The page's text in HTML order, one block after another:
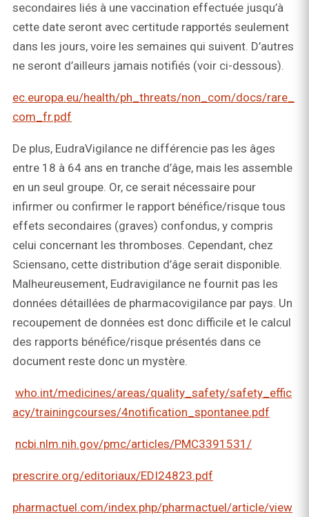
secondaires liés à une vaccination effectuée jusqu’à
cette date seront avec certitude rapportés seulement
dans les jours, voire les semaines qui suivent. D’autres
ne seront d’ailleurs jamais notifiés (voir ci-dessous).
ec.europa.eu/health/ph_threats/non_com/docs/rare_
com_fr.pdf
De plus, EudraVigilance ne différencie pas les âges
entre 18 à 64 ans en tranche d’âge, mais les assemble
en un seul groupe. Or, ce serait nécessaire pour
infirmer ou confirmer le rapport bénéfice/risque tous
effets secondaires (graves) confondus, y compris
celui concernant les thromboses. Cependant, chez
Sciensano, cette distribution d’âge serait disponible.
Malheureusement, Eudravigilance ne fournit pas les
données détaillées de pharmacovigilance par pays. Un
recoupement de données est donc difficile et le calcul
des rapports bénéfice/risque présentés dans ce
document reste donc un mystère.
who.int/medicines/areas/quality_safety/safety_effic
acy/trainingcourses/4notification_spontanee.pdf
ncbi.nlm.nih.gov/pmc/articles/PMC3391531/
prescrire.org/editoriaux/EDI24823.pdf
pharmactuel.com/index.php/pharmactuel/article/view